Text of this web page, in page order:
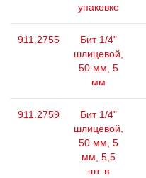
упаковке
911.2755
Бит 1/4"
шлицевой,
50 мм, 5
мм
911.2759
Бит 1/4"
шлицевой,
50 мм, 5
мм, 5,5
шт. в